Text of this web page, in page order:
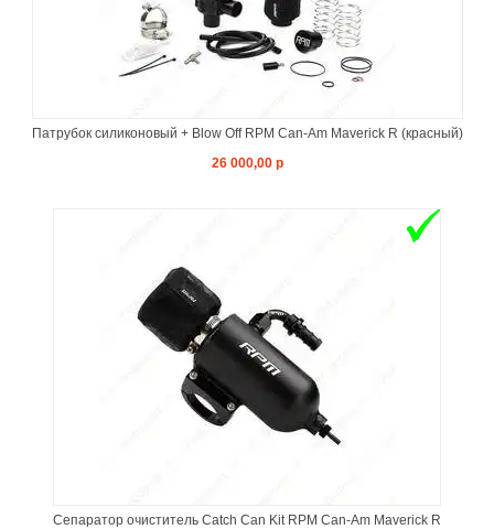
Патрубок силиконовый + Blow Off RPM Can-Am Maverick R (красный)
26 000,00 р
Сепаратор очиститель Catch Can Kit RPM Can-Am Maverick R